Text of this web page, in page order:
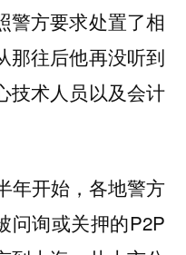
警方要求处置了相
那往后他再没听到
技术人员以及会计
年开始，各地警方
问询或关押的P2P